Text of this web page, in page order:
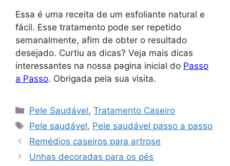
Essa é uma receita de um esfoliante natural e
fácil. Esse tratamento pode ser repetido
semanalmente, afim de obter o resultado
desejado. Curtiu as dicas? Veja mais dicas
interessantes na nossa pagina inicial do Passo
a Passo. Obrigada pela sua visita.
Categorias
Pele Saudável,Tratamento Caseiro
Tags
Pele saudável, Pele saudável passo a passo
Remédios caseiros para artrose
Unhas decoradas para os pés